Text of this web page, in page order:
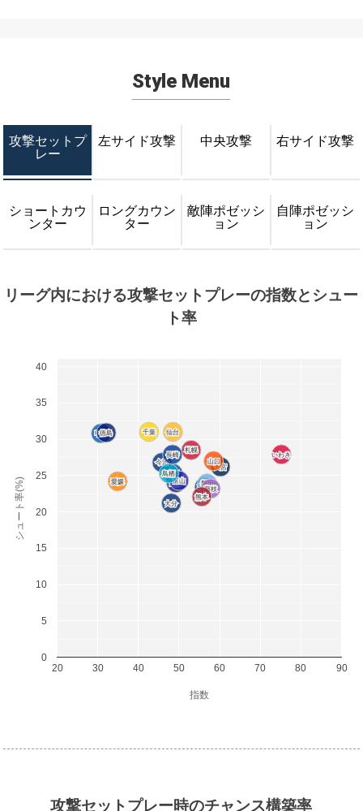
Style Menu
攻撃セットプ
レー
左サイド攻撃 中央攻撃 右サイド攻撃
ショートカウ
ンター
ロングカウン
ター
敵陣ポゼッシ
ョン
自陣ポゼッシ
ョン
リーグ内における攻撃セットプレーの指数とシュー
ト率
札幌
札幌
仙台
仙台
秋田
秋田
山形
山形
いわき
いわき
水戸
水戸
大宮
大宮
千葉
千葉
甲府
甲府
富山
富山 磐田
磐田
藤枝
藤枝
山口
山口
徳島
徳島
愛媛
愛媛
今治
今治
鳥栖
鳥栖
長崎
長崎
熊本
熊本
大分
大分
20 30 40 50 60 70 80 90
0
5
10
15
20
25
30
35
40
指数
シュート率(%)
攻撃セットプレー時のチャンス構築率